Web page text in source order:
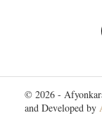
© 2026 -
and Developed by